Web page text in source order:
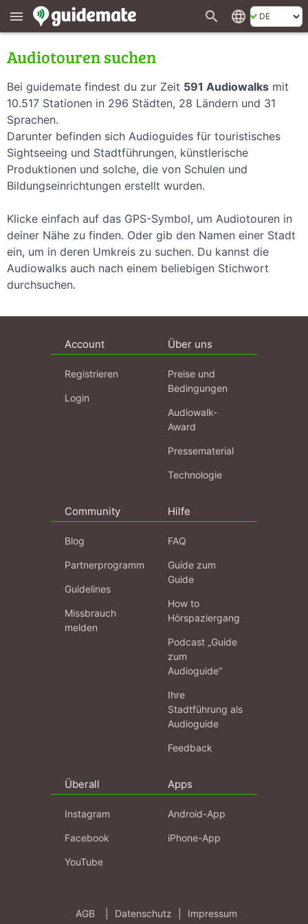
menu search language
Audiotouren suchen
Bei guidemate findest du zur Zeit 591 Audiowalks mit
10.517 Stationen in 296 Städten, 28 Ländern und 31
Sprachen.
Darunter befinden sich Audioguides für touristisches
Sightseeing und Stadtführungen, künstlerische
Produktionen und solche, die von Schulen und
Bildungseinrichtungen erstellt wurden.
Klicke einfach auf das GPS-Symbol, um Audiotouren in
deiner Nähe zu finden. Oder gib den Namen einer Stadt
ein, um in deren Umkreis zu suchen. Du kannst die
Audiowalks auch nach einem beliebigen Stichwort
durchsuchen.
Account
Registrieren
Login
Über uns
Preise und
Bedingungen
Audiowalk-
Award
Pressematerial
Technologie
Community
Blog
Partnerprogramm
Guidelines
Missbrauch
melden
Hilfe
FAQ
Guide zum
Guide
How to
Hörspaziergang
Podcast „Guide
zum
Audioguide“
Ihre
Stadtführung als
Audioguide
Feedback
Überall
Instagram
Facebook
YouTube
Apps
Android-App
iPhone-App
AGB Datenschutz Impressum